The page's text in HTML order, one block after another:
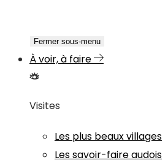
Fermer sous-menu
À voir, à faire
Visites
Les plus beaux villages
Les savoir-faire audois